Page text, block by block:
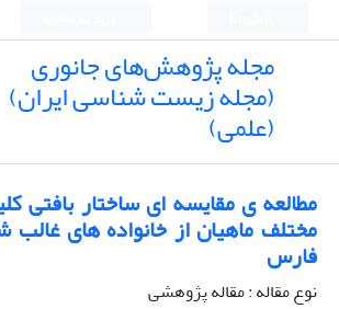
مجله پژوهش‌های جانوری
(مجله زیست شناسی ایران)
(علمی)
مطالعه ی مقایسه ای ساختار بافتی
مختلف ماهیان از خانواده های
فارس
نوع مقاله : مقاله پژوهشی